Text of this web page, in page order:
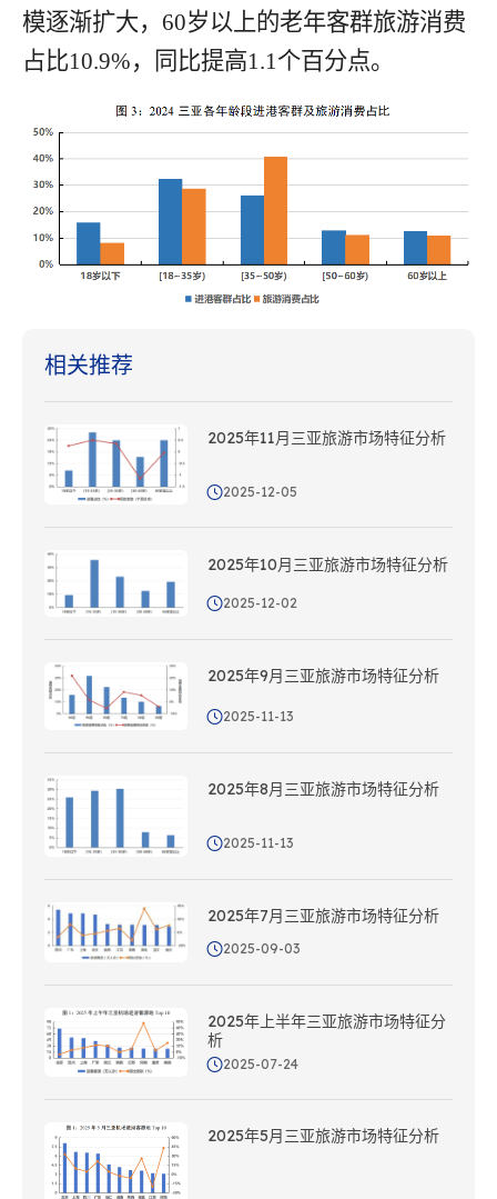
模逐渐扩大， 60岁以上的老年客群旅游消费
占比10.9%，同比提高1.1个百分点。
相关推荐
2025年11月三亚旅游市场特征分析
2025-12-05
2025年10月三亚旅游市场特征分析
2025-12-02
2025年9月三亚旅游市场特征分析
2025-11-13
2025年8月三亚旅游市场特征分析
2025-11-13
2025年7月三亚旅游市场特征分析
2025-09-03
2025年上半年三亚旅游市场特征分
析
2025-07-24
2025年5月三亚旅游市场特征分析